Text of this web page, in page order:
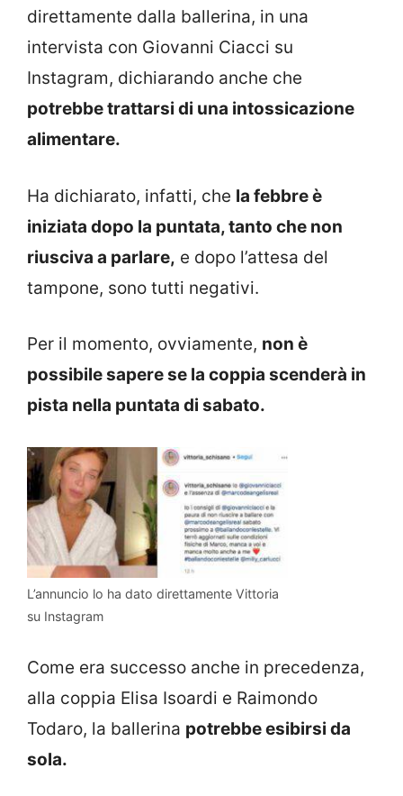
direttamente dalla ballerina, in una
intervista con Giovanni Ciacci su
Instagram, dichiarando anche che
potrebbe trattarsi di una intossicazione
alimentare.
Ha dichiarato, infatti, che la febbre è
iniziata dopo la puntata, tanto che non
riusciva a parlare, e dopo l’attesa del
tampone, sono tutti negativi.
Per il momento, ovviamente, non è
possibile sapere se la coppia scenderà in
pista nella puntata di sabato.
L’annuncio lo ha dato direttamente Vittoria
su Instagram
Come era successo anche in precedenza,
alla coppia Elisa Isoardi e Raimondo
Todaro, la ballerina potrebbe esibirsi da
sola.